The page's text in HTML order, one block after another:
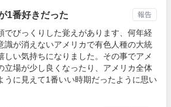
1番好きだった
でびっくりした覚えがあります、何年経
識が消えないアメリカで有色人種の大統
しい気持ちになりました。その事でアメ
立場が少し良くなったり、アメリカ全体
うに見えて1番いい時期だったように思い
報告